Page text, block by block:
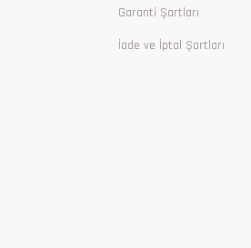
Garanti Şartları
İade ve İptal Şartları